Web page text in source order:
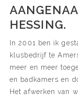
HESSING.
In 2001 ben ik
klusbedrijf te
meer en meer
en badkamers en
Het afwerken van